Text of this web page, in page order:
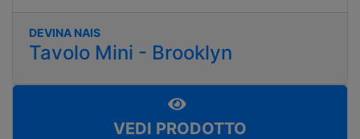
DEVINA NAIS
Tavolo Mini - Brooklyn
VEDI PRODOTTO